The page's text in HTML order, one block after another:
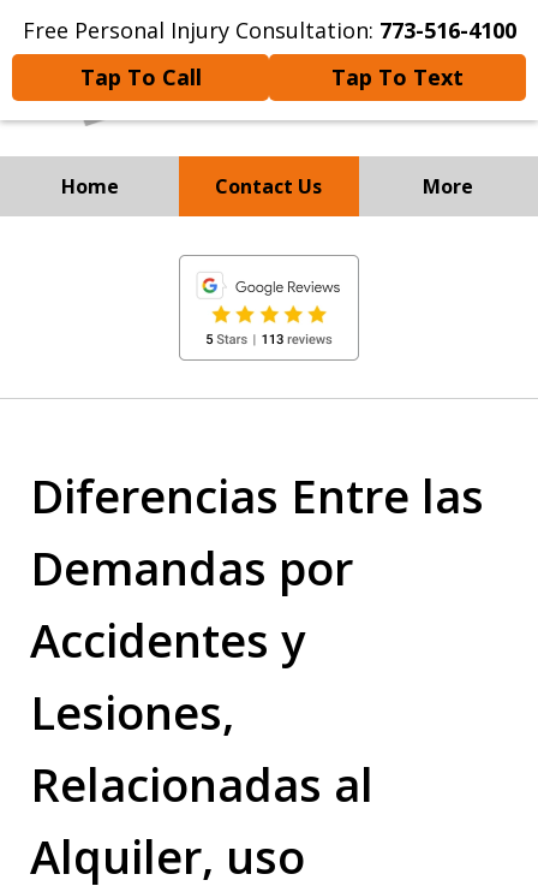
Free Personal Injury Consultation: 773-516-4100
Tap To Call
Tap To Text
Home Contact Us More
Experienced Personal
Injury and
Immigration Attorneys
Diferencias Entre las
Demandas por
Accidentes y
Lesiones,
Relacionadas al
Alquiler, uso